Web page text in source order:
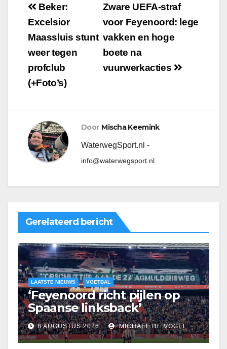
Zware UEFA-straf
voor Feyenoord: lege
vakken en hoge
boete na
vuurwerkacties
Beker:
Excelsior
Maassluis stunt
weer tegen
profclub
(+Foto’s)
Door Mischa Keemink
WaterwegSport.nl -
info@waterwegsport.nl
Gerelateerd bericht
LAATSTE NIEUWS VOETBAL
‘Feyenoord richt pijlen op
Spaanse linksback’
8 AUGUSTUS 2026 MICHAEL DE VOGEL